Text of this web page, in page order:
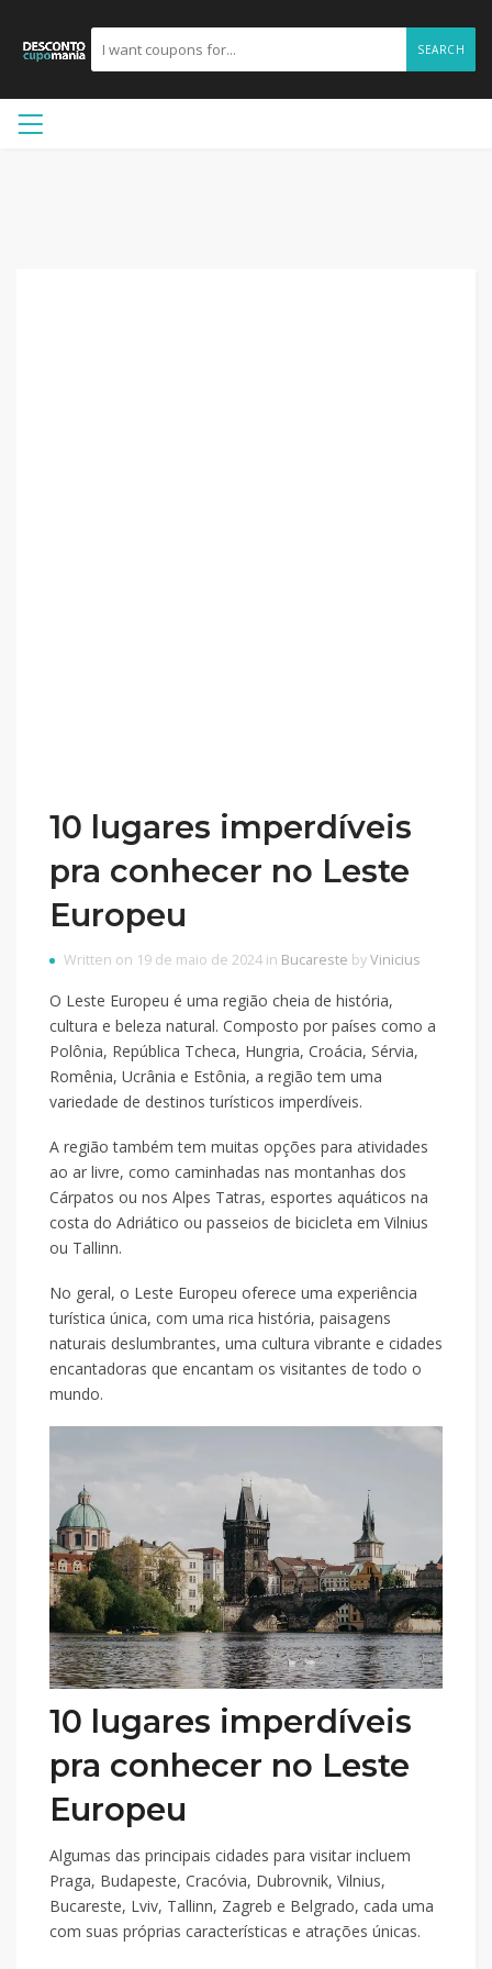
SEARCH
10 lugares imperdíveis
pra conhecer no Leste
Europeu
Written on 19 de maio de 2024 in Bucareste byVinicius
O Leste Europeu é uma região cheia de história,
cultura e beleza natural. Composto por países como a
Polônia, República Tcheca, Hungria, Croácia, Sérvia,
Romênia, Ucrânia e Estônia, a região tem uma
variedade de destinos turísticos imperdíveis.
A região também tem muitas opções para atividades
ao ar livre, como caminhadas nas montanhas dos
Cárpatos ou nos Alpes Tatras, esportes aquáticos na
costa do Adriático ou passeios de bicicleta em Vilnius
ou Tallinn.
No geral, o Leste Europeu oferece uma experiência
turística única, com uma rica história, paisagens
naturais deslumbrantes, uma cultura vibrante e cidades
encantadoras que encantam os visitantes de todo o
mundo.
10 lugares imperdíveis
pra conhecer no Leste
Europeu
Algumas das principais cidades para visitar incluem
Praga, Budapeste, Cracóvia, Dubrovnik, Vilnius,
Bucareste, Lviv, Tallinn, Zagreb e Belgrado, cada uma
com suas próprias características e atrações únicas.